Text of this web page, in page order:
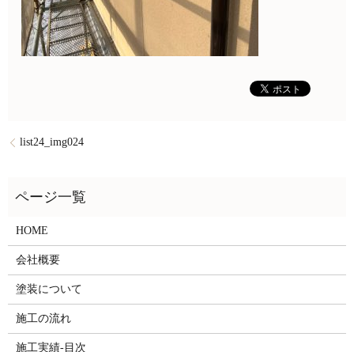
list24_img024
HOME
会社概要
塗装について
施工の流れ
施工実績-目次